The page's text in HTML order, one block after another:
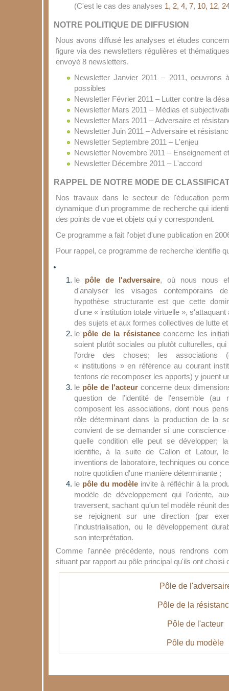
(C'est le cas des analyses 1, 2, 4, 7, 10, 12,
NOTRE POLITIQUE DE DIFFUSION
Nous avons diffusé les analyses et études
figure via des newsletters régulières et
envoyé 8 newsletters.
Newsletter Janvier 2011 – 2011, oeuvrons
possibles
Newsletter Février 2011 – Lutter contre la
Newsletter Mars 2011 – Médias et
Newsletter Mars 2011 – Adversaire et
Newsletter Juin 2011 – Adversaire et
Newsletter Septembre 2011 – L'enjeu
Newsletter Novembre 2011 – Enseignement
Newsletter Décembre 2011 – L'accord
RAPPEL DE NOTRE MODE DE
Nos travaux dans le secteur de l'éducation
dynamique d'un programme de recherche qui
des points de vue et objets qui y correspondent.
Ce programme a fait l'objet d'une publication en
Pour rappel, ce programme de recherche identifie
le pôle de l'adversaire, où nous nous
d'analyser les visages contemporains
hypothèse structurante est que cette
d'une « institution totale virtuelle »,
des sujets et aux formes collectives de lutte
le pôle de la résistanceconcerne les
soient plutôt sociales ou plutôt culturelles,
l'ordre des choses; les associations
« institutions » en référence au courant
tentons de recomposer les apports) y jouent
le pôle de l'acteur concerne deux
question de l'identité de l'ensemble (au
composent les associations, dont nous
rôle déterminant dans la production de la
convient de se demander si une
quelle condition elle peut se développer;
identifie, à la suite de Callon et Latour,
inventions de laboratoire, techniques ou
notre quotidien d'une manière déterminante ;
le pôle du modèleinvite à réfléchir à la
modèle de développement qui l'oriente,
traversent, sachant qu'un tel modèle réunit
se rejoignent sur une direction (par
l'industrialisation, ou le développement
son interprétation.
Comme l'année précédente, nous rendrons
situant par rapport au pôle principal qu'ils ont choisi
Pôle de
Pôle de la
Pôle de l'acteur
Pôle du modèle